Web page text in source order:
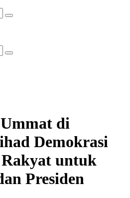
di
Demokrasi
untuk
Presiden